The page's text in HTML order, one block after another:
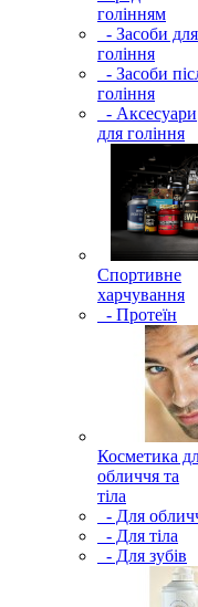
голінням
- Засоби для
гоління
- Засоби
гоління
- Аксесуари
для гоління
Спортивне
харчування
- Протеїн
Косметика
обличчя та
тіла
- Для
- Для тіла
- Для зубів